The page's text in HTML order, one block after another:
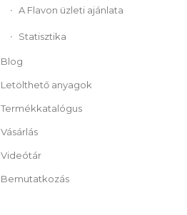
A Flavon üzleti ajánlata
Statisztika
Blog
Letölthető anyagok
Termékkatalógus
Vásárlás
Videótár
Bemutatkozás